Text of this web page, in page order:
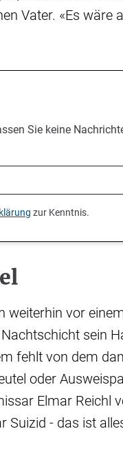
Vater. «Es wäre
Sie keine
zur Kenntnis.
weiterhin vor
sein
fehlt von dem
oder
Elmar Reichl
Suizid - das ist